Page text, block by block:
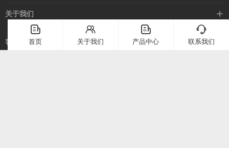
路灯控制器
技术支持
常见问题
关于我们
客服热线
󦤹
首页
󦃩
关于我们
󦤹
产品中心
󦘉
联系我们